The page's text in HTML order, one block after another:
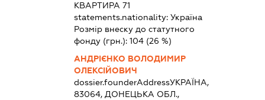
КВАРТИРА 71
statements.nationality:Україна
Розмір внеску до статутного
фонду (грн.):104 (26 %)
АНДРІЄНКО ВОЛОДИМИР
ОЛЕКСІЙОВИЧ
dossier.founderAddressУКРАЇНА,
83064, ДОНЕЦЬКА ОБЛ.,